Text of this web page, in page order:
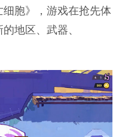
胞》，游戏在抢先体
地区、武器、